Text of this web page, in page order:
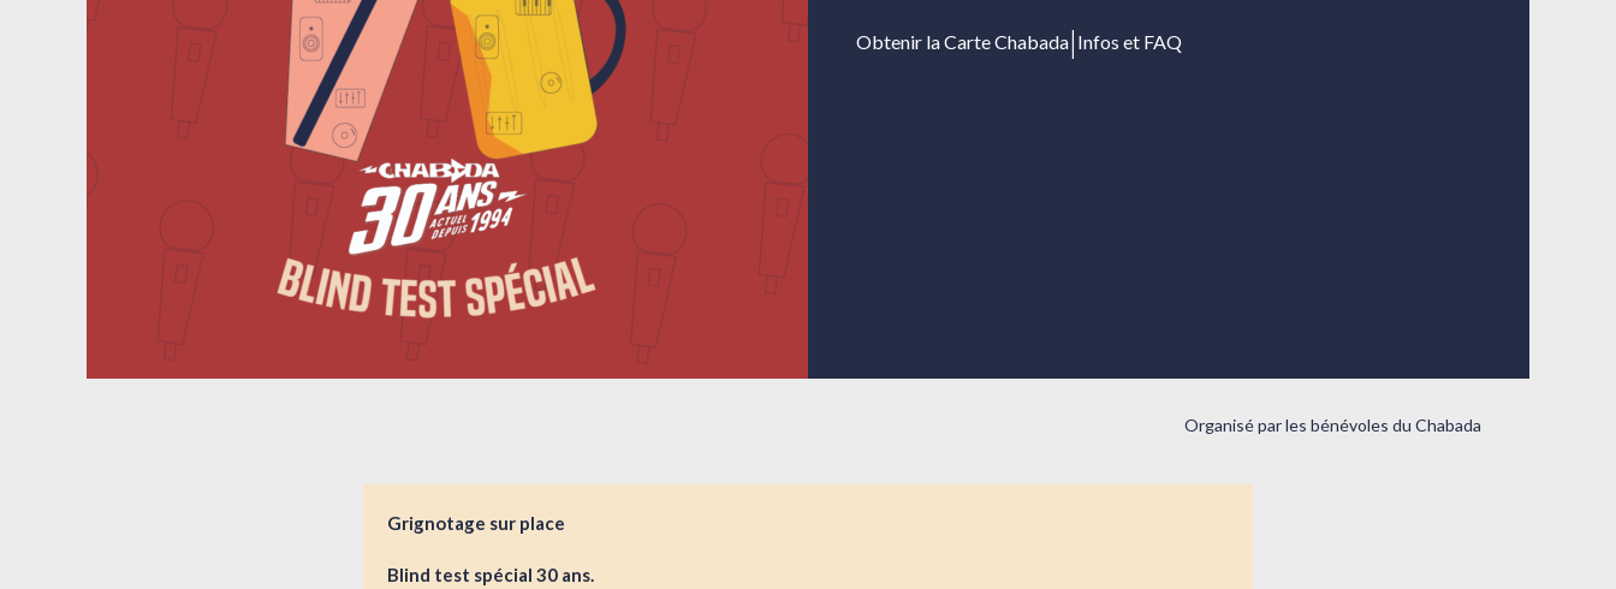
Obtenir la Carte Chabada| Infos et FAQ
Organisé par les bénévoles du Chabada
Grignotage sur place
Blind test spécial 30 ans.